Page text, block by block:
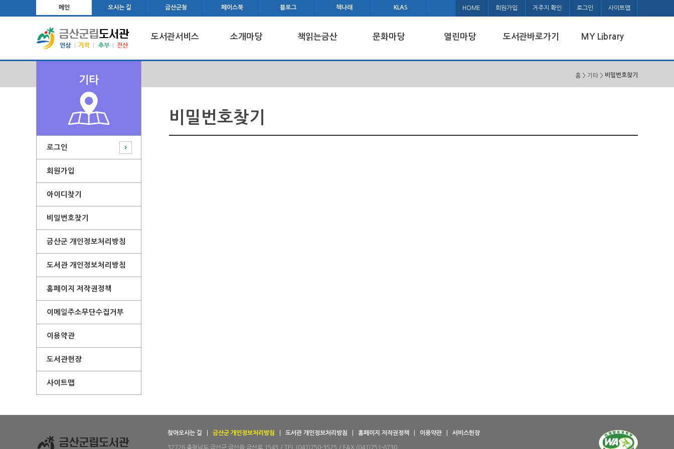
메인 오시는 길 금산군청 페이스북 블로그 책나래 KLAS HOME 회원가입 거주지 확인 로그인 사이트맵
도서관서비스 소개마당 책읽는금산 문화마당 열린마당 도서관바로가기 MY Library
기타
로그인
회원가입
아이디찾기
비밀번호찾기
금산군 개인정보처리방침
도서관 개인정보처리방침
홈페이지 저작권정책
이메일주소무단수집거부
이용약관
도서관헌장
사이트맵
홈 > 기타 > 비밀번호찾기
비밀번호찾기
찾아오시는 길 금산군 개인정보처리방침 도서관 개인정보처리방침 홈페이지 저작권정책 이용약관 서비스헌장
32726 충청남도 금산군 금산읍 금산로 1543 / TEL (041)750-3525 / FAX (041)751-6730